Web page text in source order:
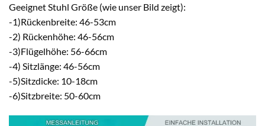
Geeignet Stuhl Größe (wie unser Bild zeigt):
-1)Rückenbreite: 46-53cm
-2) Rückenhöhe: 46-56cm
-3)Flügelhöhe: 56-66cm
-4) Sitzlänge: 46-56cm
-5)Sitzdicke: 10-18cm
-6)Sitzbreite: 50-60cm